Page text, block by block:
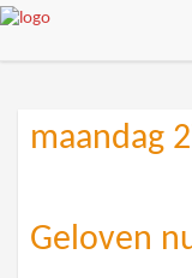
maandag
Geloven